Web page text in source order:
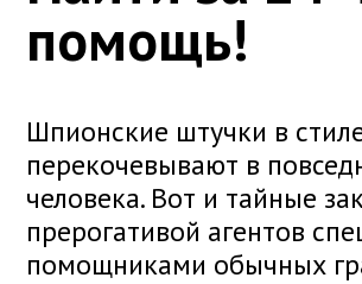
помощь!
Шпионские штучки в
перекочевывают в
человека. Вот и тайные
прерогативой агентов
помощниками обычных